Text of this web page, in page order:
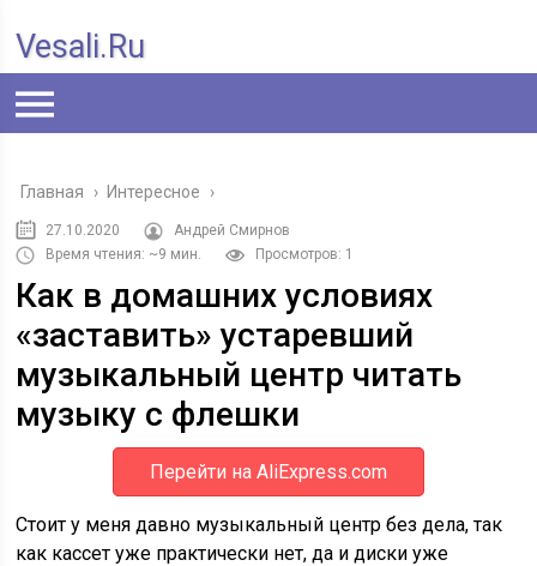
Vesali.ru
Главная › Интересное ›
27.10.2020
Андрей Смирнов
Время чтения: ~9 мин.
Просмотров: 1
Как в домашних условиях
«заставить» устаревший
музыкальный центр читать
музыку с флешки
Перейти на AliExpress.com
Стоит у меня давно музыкальный центр без дела, так
как кассет уже практически нет, да и диски уже